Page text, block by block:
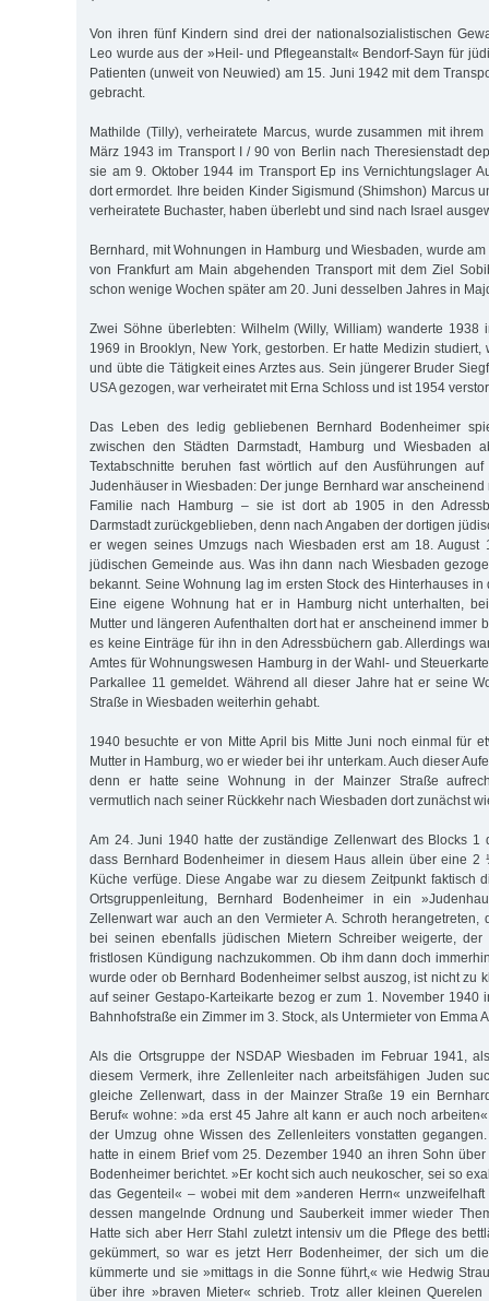
Von ihren fünf Kindern sind drei der nationalsozialistischen
Leo wurde aus der »Heil- und Pflegeanstalt« Bendorf-Sayn für
Patienten (unweit von Neuwied) am 15. Juni 1942 mit dem
gebracht.
Mathilde (Tilly), verheiratete Marcus, wurde zusammen mit
März 1943 im Transport I / 90 von Berlin nach Theresienstadt
sie am 9. Oktober 1944 im Transport Ep ins Vernichtungslager
dort ermordet. Ihre beiden Kinder Sigismund (Shimshon) Marcus
verheiratete Buchaster, haben überlebt und sind nach Israel
Bernhard, mit Wohnungen in Hamburg und Wiesbaden, wurde
von Frankfurt am Main abgehenden Transport mit dem Ziel
schon wenige Wochen später am 20. Juni desselben Jahres in
Zwei Söhne überlebten: Wilhelm (Willy, William) wanderte 1938
1969 in Brooklyn, New York, gestorben. Er hatte Medizin studiert,
und übte die Tätigkeit eines Arztes aus. Sein jüngerer Bruder
USA gezogen, war verheiratet mit Erna Schloss und ist 1954
Das Leben des ledig gebliebenen Bernhard Bodenheimer
zwischen den Städten Darmstadt, Hamburg und Wiesbaden
Textabschnitte beruhen fast wörtlich auf den Ausführungen
Judenhäuser in Wiesbaden: Der junge Bernhard war
Familie nach Hamburg – sie ist dort ab 1905 in den
Darmstadt zurückgeblieben, denn nach Angaben der dortigen
er wegen seines Umzugs nach Wiesbaden erst am 18. August
jüdischen Gemeinde aus. Was ihn dann nach Wiesbaden
bekannt. Seine Wohnung lag im ersten Stock des Hinterhauses in
Eine eigene Wohnung hat er in Hamburg nicht unterhalten,
Mutter und längeren Aufenthalten dort hat er anscheinend immer
es keine Einträge für ihn in den Adressbüchern gab. Allerdings
Amtes für Wohnungswesen Hamburg in der Wahl- und
Parkallee 11 gemeldet. Während all dieser Jahre hat er seine
Straße in Wiesbaden weiterhin gehabt.
1940 besuchte er von Mitte April bis Mitte Juni noch einmal für
Mutter in Hamburg, wo er wieder bei ihr unterkam. Auch dieser
denn er hatte seine Wohnung in der Mainzer Straße
vermutlich nach seiner Rückkehr nach Wiesbaden dort zunächst
Am 24. Juni 1940 hatte der zuständige Zellenwart des Blocks 1
dass Bernhard Bodenheimer in diesem Haus allein über eine 2
Küche verfüge. Diese Angabe war zu diesem Zeitpunkt faktisch
Ortsgruppenleitung, Bernhard Bodenheimer in ein
Zellenwart war auch an den Vermieter A. Schroth herangetreten,
bei seinen ebenfalls jüdischen Mietern Schreiber weigerte,
fristlosen Kündigung nachzukommen. Ob ihm dann doch
wurde oder ob Bernhard Bodenheimer selbst auszog, ist nicht zu
auf seiner Gestapo-Karteikarte bezog er zum 1. November 1940
Bahnhofstraße ein Zimmer im 3. Stock, als Untermieter von Emma
Als die Ortsgruppe der NSDAP Wiesbaden im Februar 1941,
diesem Vermerk, ihre Zellenleiter nach arbeitsfähigen Juden
gleiche Zellenwart, dass in der Mainzer Straße 19 ein
Beruf« wohne: »da erst 45 Jahre alt kann er auch noch
der Umzug ohne Wissen des Zellenleiters vonstatten
hatte in einem Brief vom 25. Dezember 1940 an ihren Sohn
Bodenheimer berichtet. »Er kocht sich auch neukoscher, sei so
das Gegenteil« – wobei mit dem »anderen Herrn« unzweifelhaft
dessen mangelnde Ordnung und Sauberkeit immer wieder
Hatte sich aber Herr Stahl zuletzt intensiv um die Pflege des
gekümmert, so war es jetzt Herr Bodenheimer, der sich um
kümmerte und sie »mittags in die Sonne führt,« wie Hedwig
über ihre »braven Mieter« schrieb. Trotz aller kleinen